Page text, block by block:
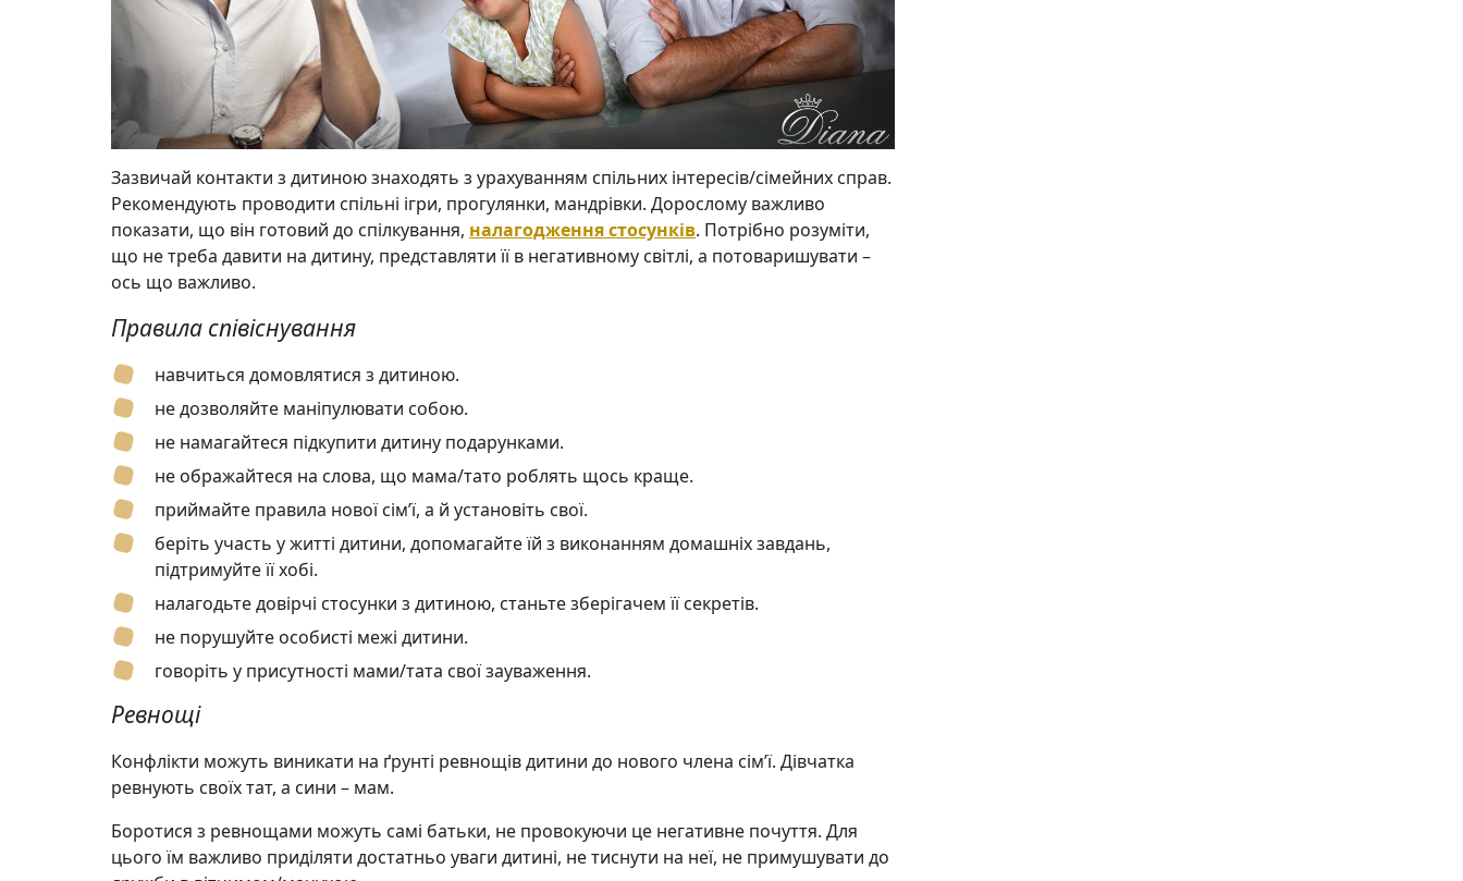
Зазвичай контакти з дитиною знаходять з урахуванням спільних інтересів/сімейних справ.
Рекомендують проводити спільні ігри, прогулянки, мандрівки. Дорослому важливо
показати, що він готовий до спілкування, налагодження стосунків. Потрібно розуміти,
що не треба давити на дитину, представляти її в негативному світлі, а потоваришувати –
ось що важливо.
Правила співіснування
навчиться домовлятися з дитиною.
не дозволяйте маніпулювати собою.
не намагайтеся підкупити дитину подарунками.
не ображайтеся на слова, що мама/тато роблять щось краще.
приймайте правила нової сім’ї, а й установіть свої.
беріть участь у житті дитини, допомагайте їй з виконанням домашніх завдань,
підтримуйте її хобі.
налагодьте довірчі стосунки з дитиною, станьте зберігачем її секретів.
не порушуйте особисті межі дитини.
говоріть у присутності мами/тата свої зауваження.
Ревнощі
Конфлікти можуть виникати на ґрунті ревнощів дитини до нового члена сім’ї. Дівчатка
ревнують своїх тат, а сини – мам.
Боротися з ревнощами можуть самі батьки, не провокуючи це негативне почуття. Для
цього їм важливо приділяти достатньо уваги дитині, не тиснути на неї, не примушувати до